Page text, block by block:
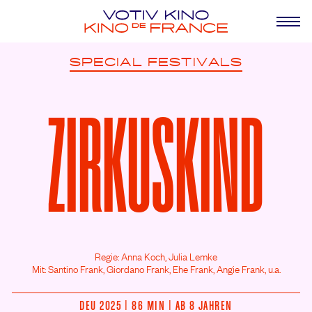
SPECIAL FESTIVALS
ZIRKUSKIND
Regie: Anna Koch, Julia Lemke
Mit: Santino Frank, Giordano Frank, Ehe Frank, Angie Frank, u.a.
DEU 2025 | 86 MIN | AB 8 JAHREN